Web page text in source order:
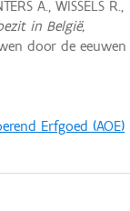
A., WISSELS R.,
in België,
door de eeuwen
Erfgoed (AOE)